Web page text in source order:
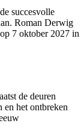
succesvolle
Roman Derwig
7 oktober 2027 in
de deuren
en het ontbreken